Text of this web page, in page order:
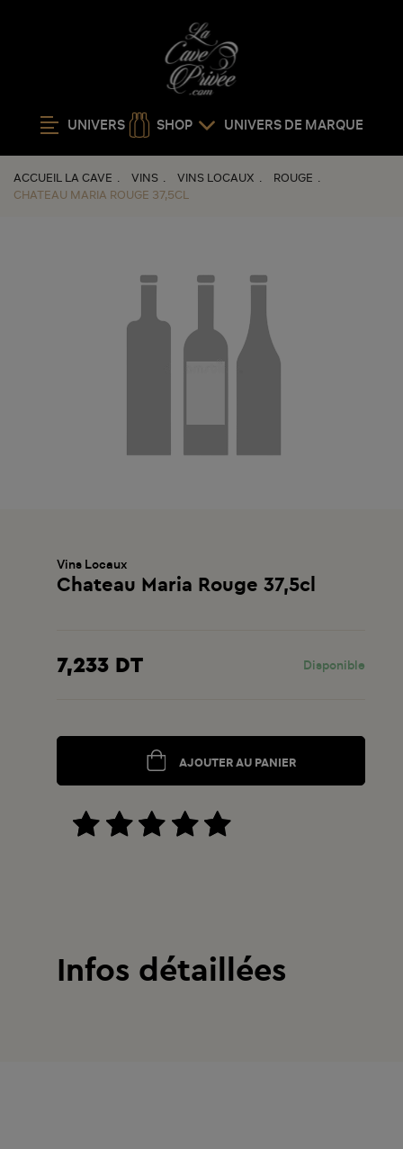
UNIVERS SHOP UNIVERS DE MARQUE
ACCUEIL LA CAVE VINS VINS LOCAUX
ROUGE
CHATEAU MARIA ROUGE 37,5CL
Vins Locaux
Chateau Maria Rouge 37,5cl
7,233 DT Disponible
AJOUTER AU PANIER
Infos détaillées